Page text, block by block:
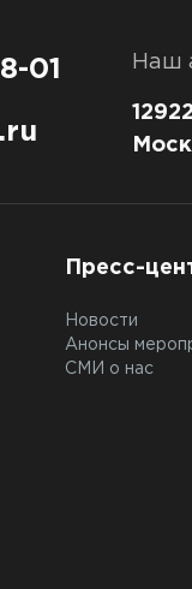
01 Наш
Пресс-
Новости
Анонсы
СМИ о нас